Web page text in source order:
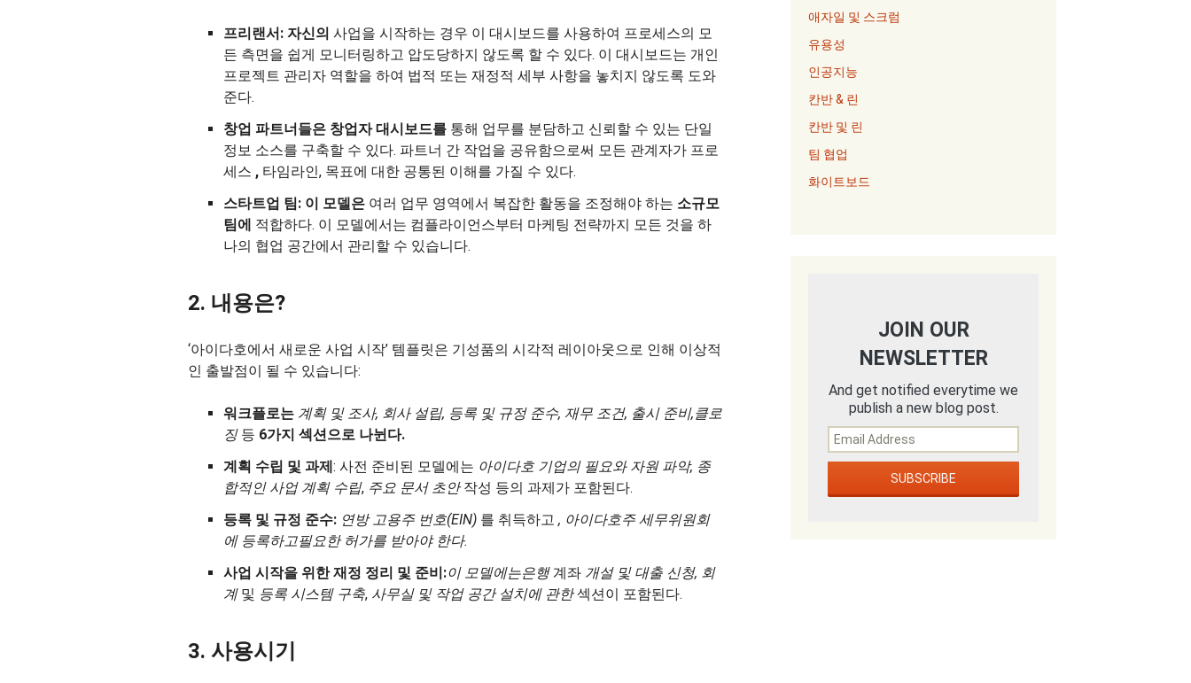
프리랜서: 자신의 사업을 시작하는 경우 이 대시보드를 사용하여 프로세스의 모
든 측면을 쉽게 모니터링하고 압도당하지 않도록 할 수 있다. 이 대시보드는 개인
프로젝트 관리자 역할을 하여 법적 또는 재정적 세부 사항을 놓치지 않도록 도와
준다.
창업 파트너들은 창업자 대시보드를 통해 업무를 분담하고 신뢰할 수 있는 단일
정보 소스를 구축할 수 있다. 파트너 간 작업을 공유함으로써 모든 관계자가 프로
세스 , 타임라인, 목표에 대한 공통된 이해를 가질 수 있다.
스타트업 팀: 이 모델은 여러 업무 영역에서 복잡한 활동을 조정해야 하는 소규모
팀에 적합하다. 이 모델에서는 컴플라이언스부터 마케팅 전략까지 모든 것을 하
나의 협업 공간에서 관리할 수 있습니다.
2. 내용은?
‘아이다호에서 새로운 사업 시작’ 템플릿은 기성품의 시각적 레이아웃으로 인해 이상적
인 출발점이 될 수 있습니다:
워크플로는 계획 및 조사, 회사 설립, 등록 및 규정 준수, 재무 조건, 출시 준비,클로
징등 6가지 섹션으로 나뉜다.
계획 수립 및 과제: 사전 준비된 모델에는 아이다호 기업의 필요와 자원 파악, 종
합적인 사업 계획 수립, 주요 문서 초안작성 등의 과제가 포함된다.
등록 및 규정 준수: 연방 고용주 번호(EIN) 를 취득하고 , 아이다호주 세무위원회
에 등록하고필요한 허가를 받아야 한다.
사업 시작을 위한 재정 정리 및 준비:이 모델에는은행계좌 개설 및 대출 신청, 회
계및 등록 시스템 구축, 사무실 및 작업 공간 설치에 관한섹션이 포함된다.
3. 사용시기
애자일 및 스크럼
유용성
인공지능
칸반 & 린
칸반 및 린
팀 협업
화이트보드
JOIN OUR
NEWSLETTER
And get notified everytime we
publish a new blog post.